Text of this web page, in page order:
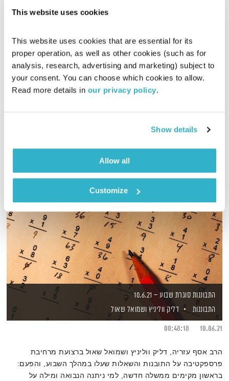
This website uses cookies
This website uses cookies that are essential for its
proper operation, as well as other cookies (such as for
analysis, research, advertising and marketing) subject to
your consent. You can choose which cookies to allow.
Read more details in our privacy policy.
Show details
Allow all
Customize
כל יום מחדש – 12.5.19
כל יום מחדש
אמיר פרי
12.05.19
00:56:53
אודיו
התבוננות סוגרת שבוע – 10.6.21
התבוננות
דליק ווליניץ ושמואל שאול
10.06.21
00:48:18
הרב אסף עזריה, דליק ווליניץ ושמואל שאול ברצועת מרחיבת
פרספקטיבה על התובנות והשאלות שעלו במהלך השבוע, והפעם:
בראשון מקימים ממשלה חדשה, למי ניתנה הנבואה ומילה על